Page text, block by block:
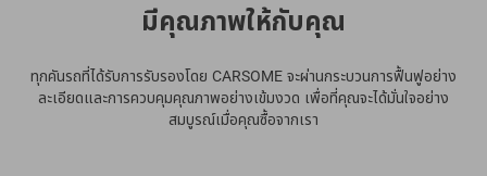
มีคุณภาพให้กับคุณ
ทุกคันรถที่ได้รับการรับรองโดย CARSOME จะผ่านกระบวนการฟื้นฟูอย่าง
ละเอียดและการควบคุมคุณภาพอย่างเข้มงวด เพื่อที่คุณจะได้มั่นใจอย่าง
สมบูรณ์เมื่อคุณซื้อจากเรา